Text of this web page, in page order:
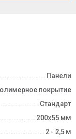
Панели
покрытие
Стандарт
200х55 мм
2 - 2,5 м